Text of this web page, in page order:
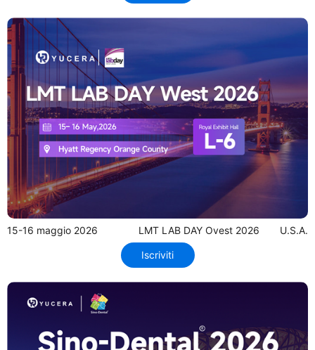
15-16 maggio 2026 LMT LAB DAY Ovest 2026 U.S.A.
Iscriviti